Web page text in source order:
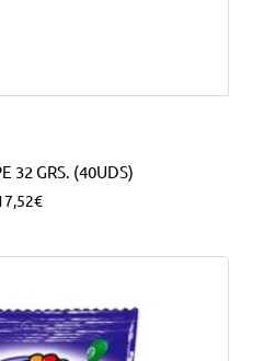
32 GRS. (40UDS)